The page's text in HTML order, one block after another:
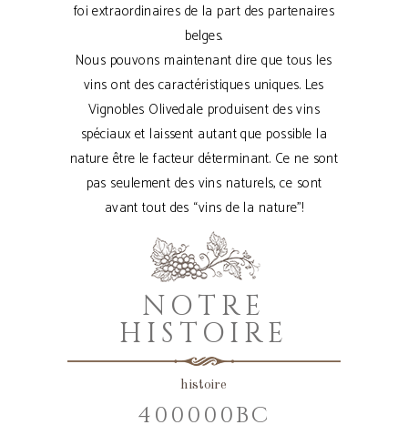
foi extraordinaires de la part des partenaires
belges.
Nous pouvons maintenant dire que tous les
vins ont des caractéristiques uniques. Les
Vignobles Olivedale produisent des vins
spéciaux et laissent autant que possible la
nature être le facteur déterminant. Ce ne sont
pas seulement des vins naturels, ce sont
avant tout des “vins de la nature”!
NOTRE
HISTOIRE
histoire
400000BC